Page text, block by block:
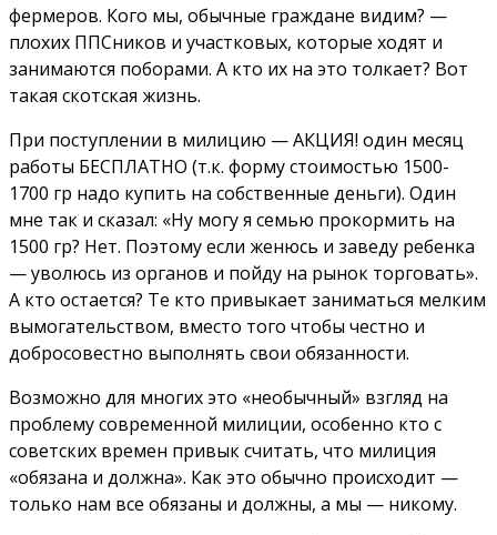
фермеров. Кого мы, обычные граждане видим? —
плохих ППСников и участковых, которые ходят и
занимаются поборами. А кто их на это толкает? Вот
такая скотская жизнь.
При поступлении в милицию — АКЦИЯ! один месяц
работы БЕСПЛАТНО (т.к. форму стоимостью 1500-
1700 гр надо купить на собственные деньги). Один
мне так и сказал: «Ну могу я семью прокормить на
1500 гр? Нет. Поэтому если женюсь и заведу ребенка
— уволюсь из органов и пойду на рынок торговать».
А кто остается? Те кто привыкает заниматься мелким
вымогательством, вместо того чтобы честно и
добросовестно выполнять свои обязанности.
Возможно для многих это «необычный» взгляд на
проблему современной милиции, особенно кто с
советских времен привык считать, что милиция
«обязана и должна». Как это обычно происходит —
только нам все обязаны и должны, а мы — никому.